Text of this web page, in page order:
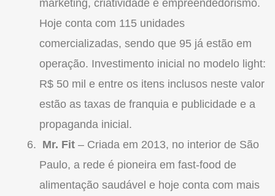
marketing, criatividade e empreendedorismo.
Hoje conta com 115 unidades
comercializadas, sendo que 95 já estão em
operação. Investimento inicial no modelo light:
R$ 50 mil e entre os itens inclusos neste valor
estão as taxas de franquia e publicidade e a
propaganda inicial.
Mr. Fit – Criada em 2013, no interior de São
Paulo, a rede é pioneira em fast-food de
alimentação saudável e hoje conta com mais